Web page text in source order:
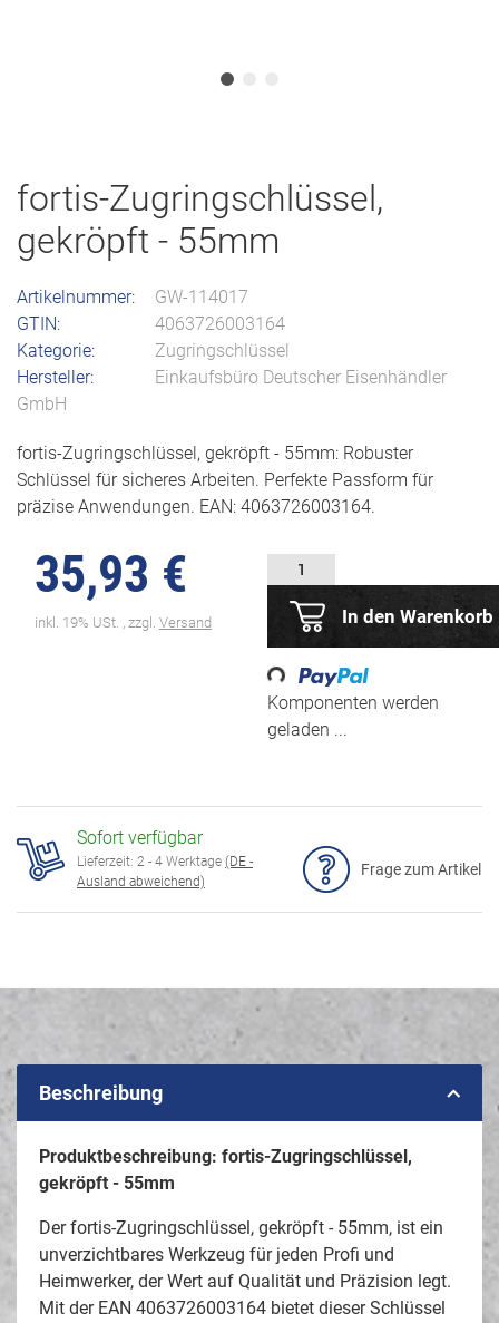
fortis-Zugringschlüssel,
gekröpft - 55mm
Artikelnummer:
GW-114017
GTIN:
4063726003164
Kategorie:
Zugringschlüssel
Hersteller:
Einkaufsbüro Deutscher Eisenhändler
GmbH
fortis-Zugringschlüssel, gekröpft - 55mm: Robuster
Schlüssel für sicheres Arbeiten. Perfekte Passform für
präzise Anwendungen. EAN: 4063726003164.
35,93 €
inkl. 19% USt. , zzgl. Versand In den Warenkorb
Loading...
Komponenten werden
geladen ...
Sofort verfügbar
Lieferzeit: 2 - 4 Werktage (DE -
Ausland abweichend)
Frage zum Artikel
Beschreibung
Produktbeschreibung: fortis-Zugringschlüssel,
gekröpft - 55mm
Der fortis-Zugringschlüssel, gekröpft - 55mm, ist ein
unverzichtbares Werkzeug für jeden Profi und
Heimwerker, der Wert auf Qualität und Präzision legt.
Mit der EAN 4063726003164 bietet dieser Schlüssel